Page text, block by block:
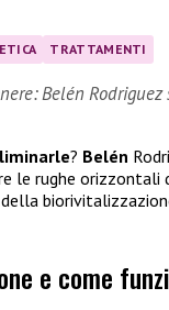
TRATTAMENTI
Belén
? Belén
le rughe
e come